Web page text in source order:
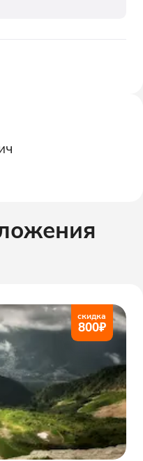
скидка
800₽